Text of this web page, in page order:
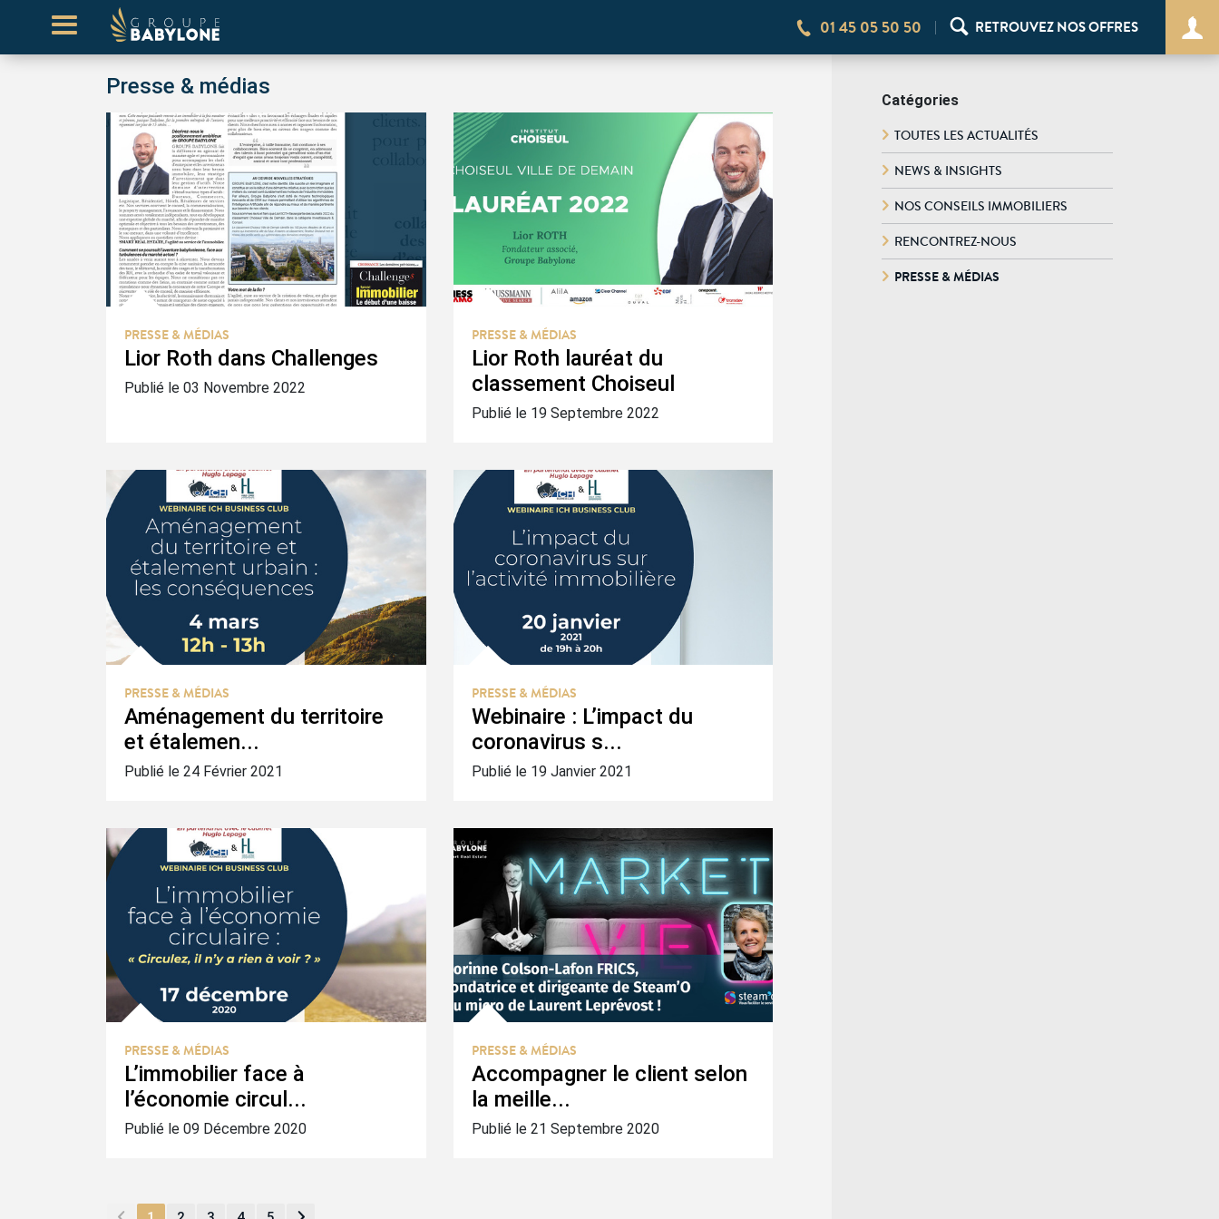
01 45 05 50 50 RETROUVEZ NOS OFFRES
Presse & médias
PRESSE & MÉDIAS
Lior Roth dans Challenges
Publié le 03 Novembre 2022
PRESSE & MÉDIAS
Lior Roth lauréat du
classement Choiseul
Publié le 19 Septembre 2022
PRESSE & MÉDIAS
Aménagement du territoire
et étalemen...
Publié le 24 Février 2021
PRESSE & MÉDIAS
Webinaire : L’impact du
coronavirus s...
Publié le 19 Janvier 2021
PRESSE & MÉDIAS
L’immobilier face à
l’économie circul...
Publié le 09 Décembre 2020
PRESSE & MÉDIAS
Accompagner le client selon
la meille...
Publié le 21 Septembre 2020
Catégories
TOUTES LES ACTUALITÉS
NEWS & INSIGHTS
NOS CONSEILS IMMOBILIERS
RENCONTREZ-NOUS
PRESSE & MÉDIAS